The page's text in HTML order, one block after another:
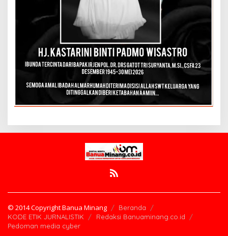
© 2014 Copyright Banua Minang
Beranda
KODE ETIK JURNALISTIK
Redaksi Banuaminang.co.id
Pedoman media cyber